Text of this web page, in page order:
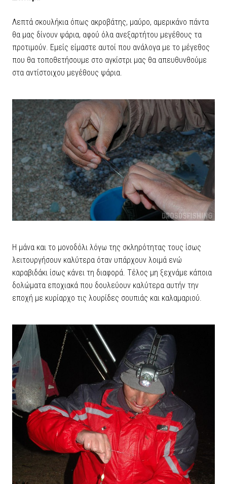
Λεπτά σκουλήκια όπως ακροβάτης, μαύρο, αμερικάνο πάντα
θα μας δίνουν ψάρια, αφού όλα ανεξαρτήτου μεγέθους τα
προτιμούν. Εμείς είμαστε αυτοί που ανάλογα με το μέγεθος
που θα τοποθετήσουμε στο αγκίστρι μας θα απευθυνθούμε
στα αντίστοιχου μεγέθους ψάρια.
Η μάνα και το μονοδόλι λόγω της σκληρότητας τους ίσως
λειτουργήσουν καλύτερα όταν υπάρχουν λοιμά ενώ
καραβιδάκι ίσως κάνει τη διαφορά. Τέλος μη ξεχνάμε κάποια
δολώματα εποχιακά που δουλεύουν καλύτερα αυτήν την
εποχή με κυρίαρχο τις λουρίδες σουπιάς και καλαμαριού.